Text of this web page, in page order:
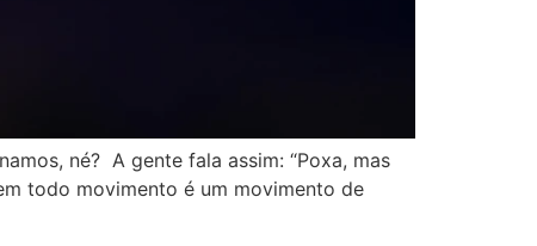
né? A gente fala assim: “Poxa, mas
todo movimento é um movimento de